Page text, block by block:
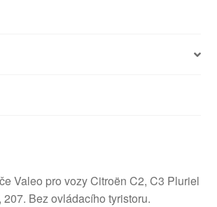
Valeo pro vozy Citroën C2, C3 Pluriel
Bez ovládacího tyristoru.